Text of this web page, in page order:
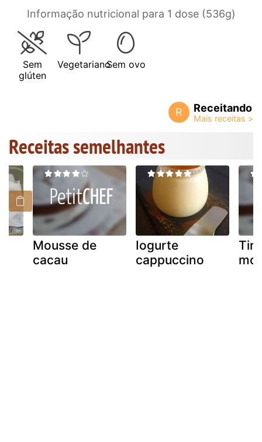
Informação nutricional para 1 dose (536g)
Sem
glúten
VegetarianoSem ovo
R Receitando
Receitas semelhantes
Mousse de
cacau
Iogurte
cappuccino